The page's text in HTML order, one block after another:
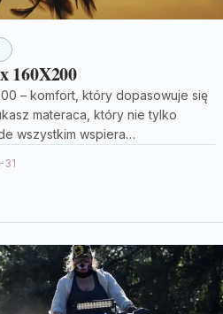
160X200
– komfort, który dopasowuje się
materaca, który nie tylko
wszystkim wspiera…